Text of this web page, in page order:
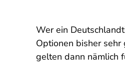
Wer ein
Optionen bisher
gelten dann nämlich